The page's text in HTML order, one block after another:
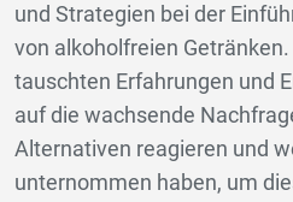
und Strategien bei der
von alkoholfreien
tauschten Erfahrungen und
auf die wachsende
Alternativen reagieren und
unternommen haben, um